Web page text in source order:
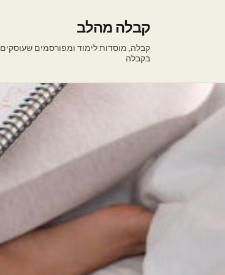
קבלה מהלב
קבלה, מוסדות לימוד ומפורסמים שעוסקים
בקבלה